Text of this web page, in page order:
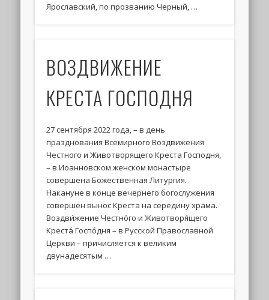
Ярославский, по прозванию Черный, …
ВОЗДВИЖЕНИЕ
КРЕСТА ГОСПОДНЯ
27 сентября 2022 года, – в день
празднования Всемирного Воздвижения
Честного и Животворящего Креста Господня,
– в Иоанновском женском монастыре
совершена Божественная Литургия.
Накануне в конце вечернего богослужения
совершен вынос Креста на середину храма.
Воздви́жение Честно́го и Животворя́щего
Креста́ Госпо́дня – в Русской Православной
Церкви – причисляется к великим
двунадесятым …